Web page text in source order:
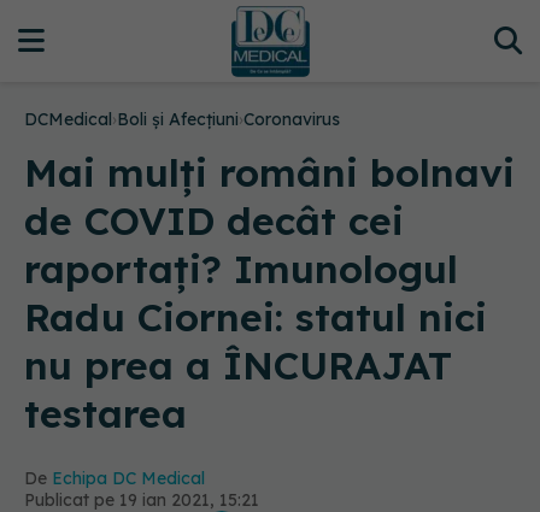
DCMedical›Boli și Afecțiuni›Coronavirus
Mai mulți români bolnavi
de COVID decât cei
raportați? Imunologul
Radu Ciornei: statul nici
nu prea a ÎNCURAJAT
testarea
De Echipa DC Medical
Publicat pe 19 ian 2021, 15:21